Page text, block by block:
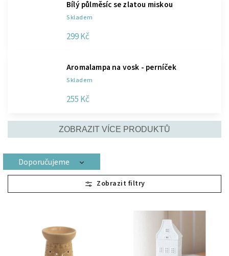
Bílý půlměsíc se zlatou miskou
Skladem
299 Kč
Aromalampa na vosk - perníček
Skladem
255 Kč
ZOBRAZIT VÍCE PRODUKTŮ
Doporučujeme
Nejlevnější
Nejdražší
Abecedně